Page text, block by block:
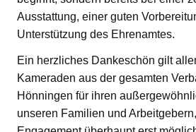
Ausstattung, einer guten
Unterstützung des Ehrenamtes.
Ein herzliches Dankeschön gilt
Kameraden aus der gesamten
Hönningen für ihren
unseren Familien und